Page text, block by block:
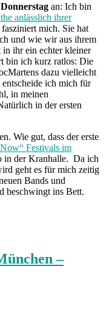
Donnerstag an: Ich bin
anlässlich ihrer
mich. Sie hat
und wie wir aus ihrem
in ihr ein echter kleiner
bin ich kurz ratlos: Die
dazu vielleicht
ich mich für
in meinen
in der ersten
Wie gut, dass der erste
Festivals im
in der Kranhalle. Da ich
geht es für mich zeitig
Bands und
beschwingt ins Bett.
–